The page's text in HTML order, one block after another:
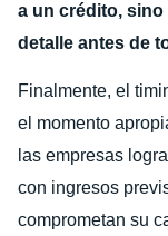
a un crédito,
detalle antes de
Finalmente, el
el momento
las empresas
con ingresos
comprometan su